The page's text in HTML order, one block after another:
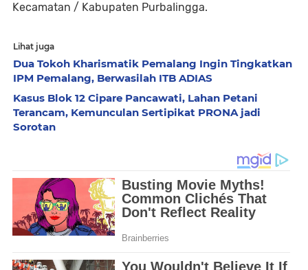
Kecamatan / Kabupaten PurbaIingga.
Lihat juga
Dua Tokoh Kharismatik Pemalang Ingin Tingkatkan
IPM Pemalang, Berwasilah ITB ADIAS
Kasus Blok 12 Cipare Pancawati, Lahan Petani
Terancam, Kemunculan Sertipikat PRONA jadi
Sorotan